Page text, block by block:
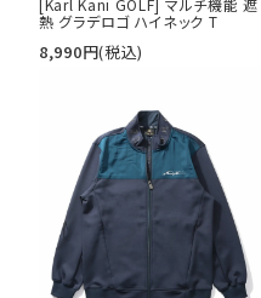
[Karl Kani GOLF] マルチ機能 遮
熱 グラデロゴ ハイネック T
8,990円(税込)